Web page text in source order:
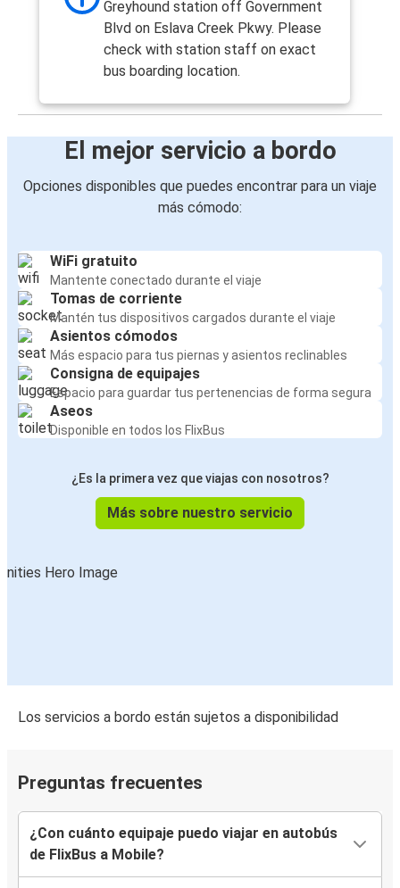
Greyhound station off Government
Blvd on Eslava Creek Pkwy. Please
check with station staff on exact
bus boarding location.
El mejor servicio a bordo
Opciones disponibles que puedes encontrar para un viaje
más cómodo:
WiFi gratuito
Mantente conectado durante el viaje
Tomas de corriente
Mantén tus dispositivos cargados durante el viaje
Asientos cómodos
Más espacio para tus piernas y asientos reclinables
Consigna de equipajes
Espacio para guardar tus pertenencias de forma segura
Aseos
Disponible en todos los FlixBus
¿Es la primera vez que viajas con nosotros?
Más sobre nuestro servicio
Los servicios a bordo están sujetos a disponibilidad
Preguntas frecuentes
¿Con cuánto equipaje puedo viajar en autobús
de FlixBus a Mobile?